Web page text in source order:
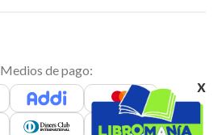
x
Medios de pago: